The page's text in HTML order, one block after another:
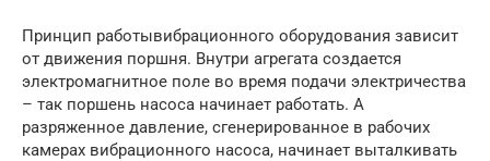
Принцип работывибрационного оборудования зависит
от движения поршня. Внутри агрегата создается
электромагнитное поле во время подачи электричества
– так поршень насоса начинает работать. А
разряженное давление, сгенерированное в рабочих
камерах вибрационного насоса, начинает выталкивать